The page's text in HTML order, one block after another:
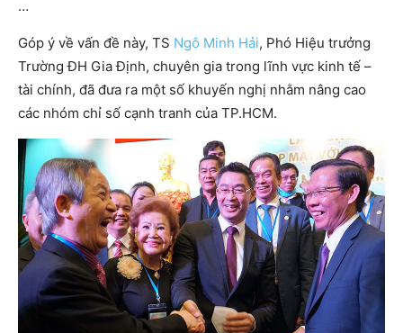
…
Góp ý về vấn đề này, TS Ngô Minh Hải, Phó Hiệu trưởng
Trường ĐH Gia Định, chuyên gia trong lĩnh vực kinh tế –
tài chính, đã đưa ra một số khuyến nghị nhằm nâng cao
các nhóm chỉ số cạnh tranh của TP.HCM.